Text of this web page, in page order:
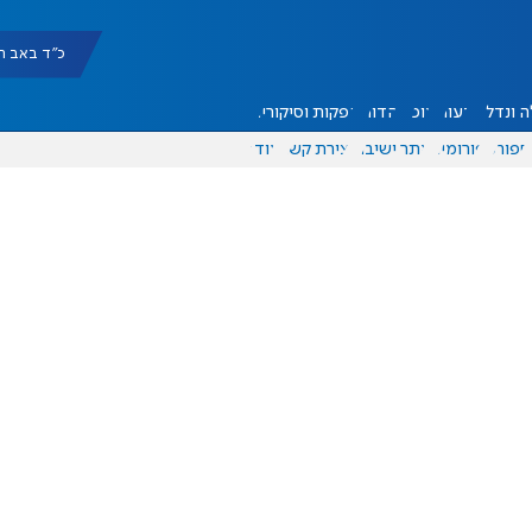
כ"ד באב תשפ"ו
ונדל"ן דעות אוכל יהדות הפקות וסיקורים
ספורט פורומים אתר ישיבה יצירת קשר עוד